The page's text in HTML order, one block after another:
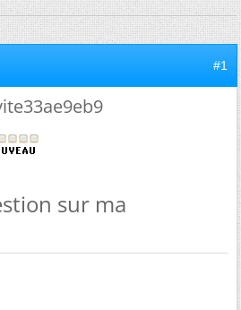
#1
sur ma